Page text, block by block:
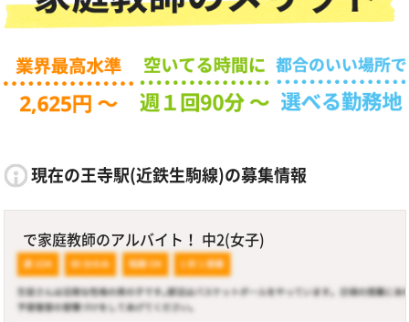
現在の王寺駅(近鉄生駒線)の募集情報
で家庭教師のアルバイト！ 中2(女子)